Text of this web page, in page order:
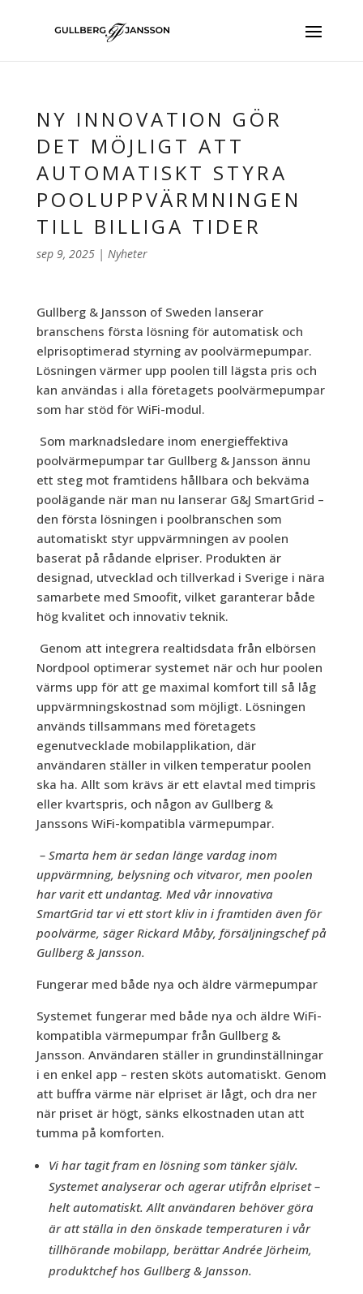
NY INNOVATION GÖR
DET MÖJLIGT ATT
AUTOMATISKT STYRA
POOLUPPVÄRMNINGEN
TILL BILLIGA TIDER
sep 9, 2025| Nyheter
Gullberg & Jansson of Sweden lanserar
branschens första lösning för automatisk och
elprisoptimerad styrning av poolvärmepumpar.
Lösningen värmer upp poolen till lägsta pris och
kan användas i alla företagets poolvärmepumpar
som har stöd för WiFi-modul.
Som marknadsledare inom energieffektiva
poolvärmepumpar tar Gullberg & Jansson ännu
ett steg mot framtidens hållbara och bekväma
poolägande när man nu lanserar G&J SmartGrid –
den första lösningen i poolbranschen som
automatiskt styr uppvärmningen av poolen
baserat på rådande elpriser. Produkten är
designad, utvecklad och tillverkad i Sverige i nära
samarbete med Smoofit, vilket garanterar både
hög kvalitet och innovativ teknik.
Genom att integrera realtidsdata från elbörsen
Nordpool optimerar systemet när och hur poolen
värms upp för att ge maximal komfort till så låg
uppvärmningskostnad som möjligt. Lösningen
används tillsammans med företagets
egenutvecklade mobilapplikation, där
användaren ställer in vilken temperatur poolen
ska ha. Allt som krävs är ett elavtal med timpris
eller kvartspris, och någon av Gullberg &
Janssons WiFi-kompatibla värmepumpar.
– Smarta hem är sedan länge vardag inom
uppvärmning, belysning och vitvaror, men poolen
har varit ett undantag. Med vår innovativa
SmartGrid tar vi ett stort kliv in i framtiden även för
poolvärme, sägerRickard Måby, försäljningschef på
Gullberg & Jansson.
Fungerar med både nya och äldre värmepumpar
Systemet fungerar med både nya och äldre WiFi-
kompatibla värmepumpar från Gullberg &
Jansson. Användaren ställer in grundinställningar
i en enkel app – resten sköts automatiskt. Genom
att buffra värme när elpriset är lågt, och dra ner
när priset är högt, sänks elkostnaden utan att
tumma på komforten.
Vi har tagit fram en lösning som tänker själv.
Systemet analyserar och agerar utifrån elpriset –
helt automatiskt. Allt användaren behöver göra
är att ställa in den önskade temperaturen i vår
tillhörande mobilapp, berättar Andrée Jörheim,
produktchef hos Gullberg & Jansson.